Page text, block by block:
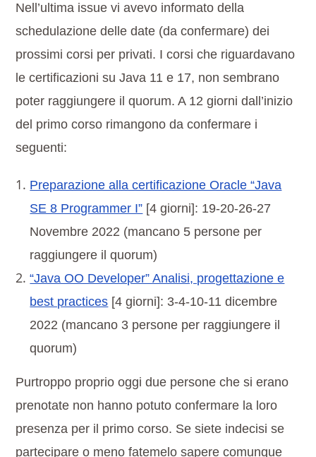
Nell’ultima issue vi avevo informato della
schedulazione delle date (da confermare) dei
prossimi corsi per privati. I corsi che riguardavano
le certificazioni su Java 11 e 17, non sembrano
poter raggiungere il quorum. A 12 giorni dall’inizio
del primo corso rimangono da confermare i
seguenti:
Preparazione alla certificazione Oracle “Java
SE 8 Programmer I” [4 giorni]: 19-20-26-27
Novembre 2022 (mancano 5 persone per
raggiungere il quorum)
“Java OO Developer” Analisi, progettazione e
best practices [4 giorni]: 3-4-10-11 dicembre
2022 (mancano 3 persone per raggiungere il
quorum)
Purtroppo proprio oggi due persone che si erano
prenotate non hanno potuto confermare la loro
presenza per il primo corso. Se siete indecisi se
partecipare o meno fatemelo sapere comunque